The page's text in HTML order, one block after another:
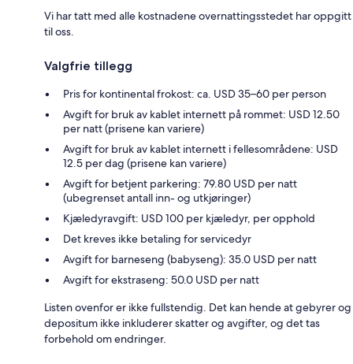
Vi har tatt med alle kostnadene overnattingsstedet har oppgitt
til oss.
Valgfrie tillegg
Pris for kontinental frokost: ca. USD 35–60 per person
Avgift for bruk av kablet internett på rommet: USD 12.50
per natt (prisene kan variere)
Avgift for bruk av kablet internett i fellesområdene: USD
12.5 per dag (prisene kan variere)
Avgift for betjent parkering: 79.80 USD per natt
(ubegrenset antall inn- og utkjøringer)
Kjæledyravgift: USD 100 per kjæledyr, per opphold
Det kreves ikke betaling for servicedyr
Avgift for barneseng (babyseng): 35.0 USD per natt
Avgift for ekstraseng: 50.0 USD per natt
Listen ovenfor er ikke fullstendig. Det kan hende at gebyrer og
depositum ikke inkluderer skatter og avgifter, og det tas
forbehold om endringer.